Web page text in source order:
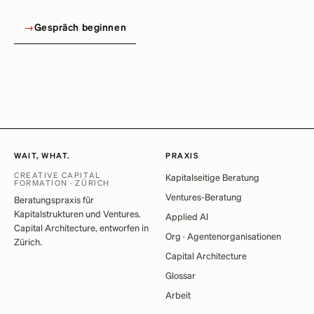
→Gespräch beginnen
WAIT, WHAT.
CREATIVE CAPITAL
FORMATION · ZÜRICH
Beratungspraxis für
Kapitalstrukturen und Ventures.
Capital Architecture, entworfen in
Zürich.
PRAXIS
Kapitalseitige Beratung
Ventures-Beratung
Applied AI
Org · Agentenorganisationen
Capital Architecture
Glossar
Arbeit